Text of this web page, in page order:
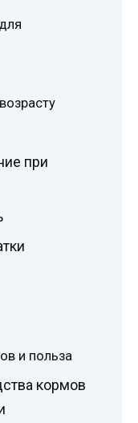
при
и польза
кормов